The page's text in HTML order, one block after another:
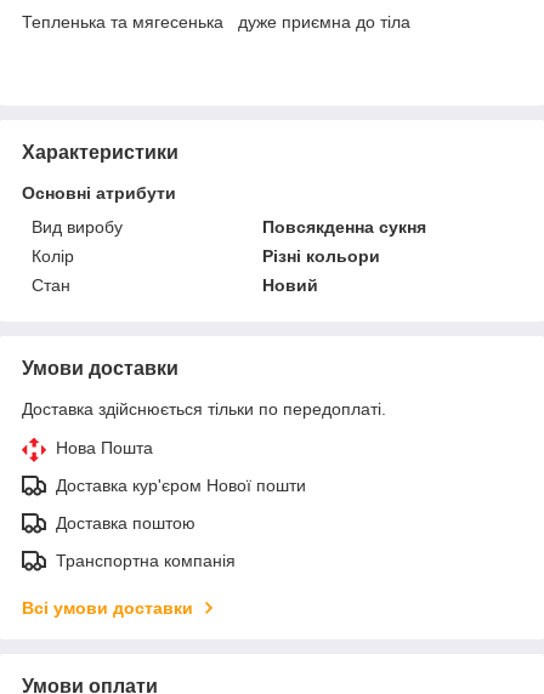
Тепленька та мягесенька дуже приємна до тіла
Характеристики
Основні атрибути
Вид виробу
Повсякденна сукня
Колір
Різні кольори
Стан
Новий
Умови доставки
Доставка здійснюється тільки по передоплаті.
Нова Пошта
Доставка кур'єром Нової пошти
Доставка поштою
Транспортна компанія
Всі умови доставки
Умови оплати